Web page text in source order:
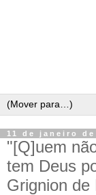
11 de janeiro de
"[Q]uem
tem Deus
Grignion de